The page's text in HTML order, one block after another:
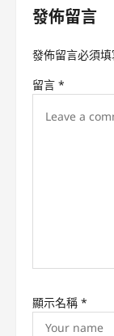
n
i
n
發佈留言
發佈留言必須
留言 *
顯示名稱 *